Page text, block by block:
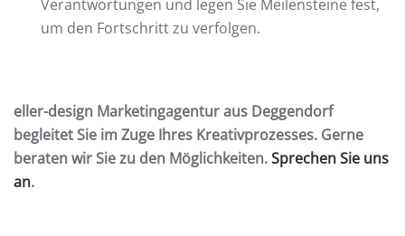
Verantwortungen und legen Sie Meilensteine fest,
um den Fortschritt zu verfolgen.
eller-design Marketingagentur aus Deggendorf
begleitet Sie im Zuge Ihres Kreativprozesses. Gerne
beraten wir Sie zu den Möglichkeiten.Sprechen Sie uns
an.